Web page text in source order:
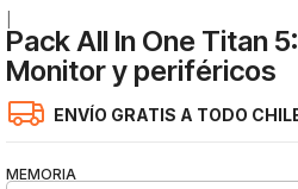
Pack All In One Titan
Monitor y periféricos
ENVÍO GRATIS A TODO
MEMORIA